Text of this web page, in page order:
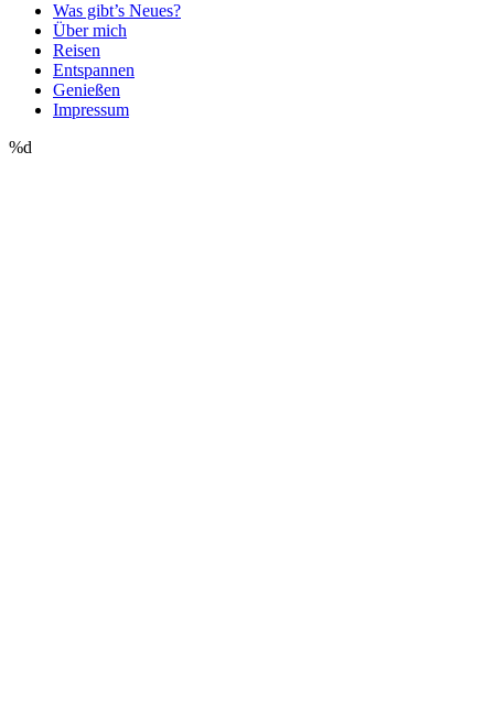
Was gibt’s Neues?
Über mich
Reisen
Entspannen
Genießen
Impressum
%d